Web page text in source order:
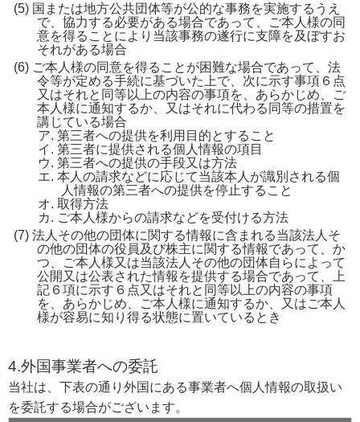
国または地方公共団体等が公的な事務を実施するうえ
で、協力する必要がある場合であって、ご本人様の同
意を得ることにより当該事務の遂行に支障を及ぼすお
それがある場合
ご本人様の同意を得ることが困難な場合であって、法
令等が定める手続に基づいた上で、次に示す事項６点
又はそれと同等以上の内容の事項を、あらかじめ、ご
本人様に通知するか、又はそれに代わる同等の措置を
講じている場合
第三者への提供を利用目的とすること
第三者に提供される個人情報の項目
第三者への提供の手段又は方法
本人の請求などに応じて当該本人が識別される個
人情報の第三者への提供を停止すること
取得方法
ご本人様からの請求などを受付ける方法
法人その他の団体に関する情報に含まれる当該法人そ
の他の団体の役員及び株主に関する情報であって、か
つ、ご本人様又は当該法人その他の団体自らによって
公開又は公表された情報を提供する場合であって、上
記６項に示す６点又はそれと同等以上の内容の事項
を、あらかじめ、ご本人様に通知するか、又はご本人
様が容易に知り得る状態に置いているとき
4.外国事業者への委託
当社は、下表の通り外国にある事業者へ個人情報の取扱い
を委託する場合がございます。